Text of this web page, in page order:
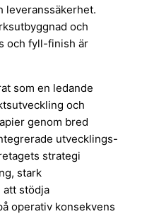
leveranssäkerhet.
och
och fyll-finish är
som en ledande
och
genom bred
utvecklings-
strategi
stark
att stödja
operativ konsekvens